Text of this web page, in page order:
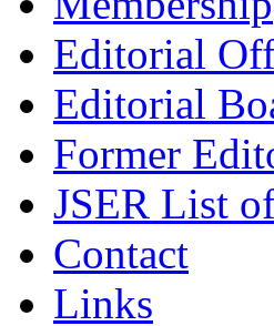
Editorial
Editorial
Former
JSER List
Contact
Links